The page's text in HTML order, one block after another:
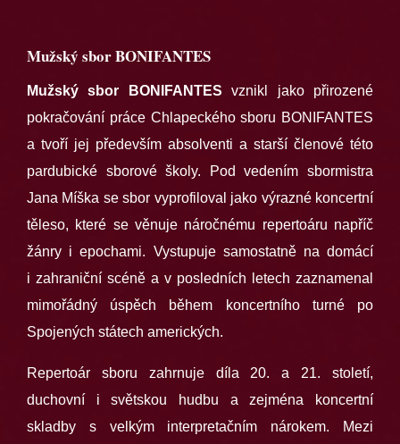
Mužský sbor BONIFANTES
Mužský sbor BONIFANTES vznikl jako přirozené
pokračování práce Chlapeckého sboru BONIFANTES
a tvoří jej především absolventi a starší členové této
pardubické sborové školy. Pod vedením sbormistra
Jana Míška se sbor vyprofiloval jako výrazné koncertní
těleso, které se věnuje náročnému repertoáru napříč
žánry i epochami. Vystupuje samostatně na domácí
i zahraniční scéně a v posledních letech zaznamenal
mimořádný úspěch během koncertního turné po
Spojených státech amerických.
Repertoár sboru zahrnuje díla 20. a 21. století,
duchovní i světskou hudbu a zejména koncertní
skladby s velkým interpretačním nárokem. Mezi